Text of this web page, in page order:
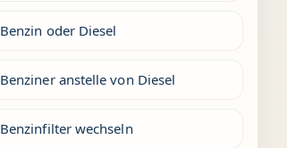
Benzin oder Diesel
Benziner anstelle von Diesel
Benzinfilter wechseln